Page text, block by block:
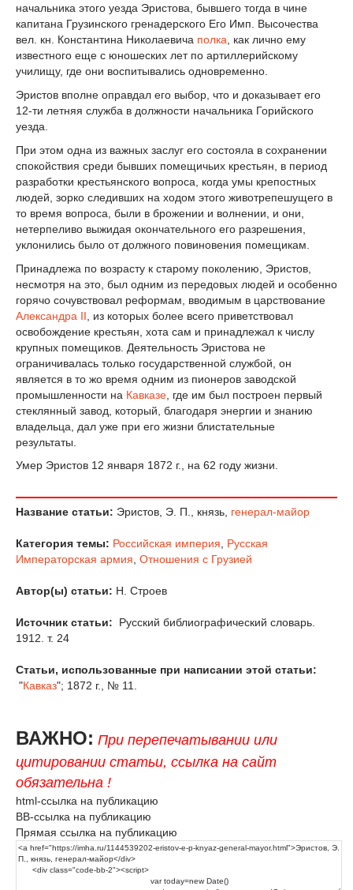
начальника этого уезда Эристова, бывшего тогда в чине
капитана Грузинского гренадерского Его Имп. Высочества
вел. кн. Константина Николаевича полка , как лично ему
известного еще с юношеских лет по артиллерийскому
училищу, где они воспитывались одновременно.
Эристов вполне оправдал его выбор, что и доказывает его
12-ти летняя служба в должности начальника Горийского
уезда.
При этом одна из важных заслуг его состояла в сохранении
спокойствия среди бывших помещичьих крестьян, в период
разработки крестьянского вопроса, когда умы крепостных
людей, зорко следивших на ходом этого животрепешущего в
то время вопроса, были в брожении и волнении, и они,
нетерпеливо выжидая окончательного его разрешения,
уклонились было от должного повиновения помещикам.
Принадлежа по возрасту к старому поколению, Эристов,
несмотря на это, был одним из передовых людей и особенно
горячо сочувствовал реформам, вводимым в царствование
Александра II , из которых более всего приветствовал
освобождение крестьян, хота сам и принадлежал к числу
крупных помещиков. Деятельность Эристова не
ограничивалась только государственной службой, он
является в то жо время одним из пионеров заводской
промышленности на Кавказе , где им был построен первый
стеклянный завод, который, благодаря энергии и знанию
владельца, дал уже при его жизни блистательные
результаты.
Умер Эристов 12 января 1872 г., на 62 году жизни.
Название статьи: Эристов, Э. П., князь, генерал-майор
Категория темы: Российская империя
Русская
Императорская армия Отношения с Грузией
Автор(ы) статьи: Н. Строев
Источник статьи:
Русский библиографический словарь.
1912. т. 24
Статьи, использованные при написании этой статьи:
"Кавказ"; 1872 г., № 11.
ВАЖНО: При перепечатывании или
цитировании статьи, ссылка на сайт
обязательна !
html-ссылка на публикацию
BB-ссылка на публикацию
Прямая ссылка на публикацию